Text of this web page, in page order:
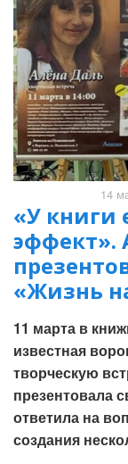
14
«У книги
эффект».
«Жизнь
11 марта в
известная
творческую
презентовала
ответила на
создания